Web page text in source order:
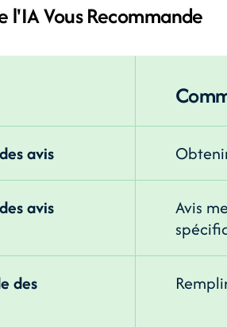
l'IA Vous Recommande
avis
avis
Avis
des